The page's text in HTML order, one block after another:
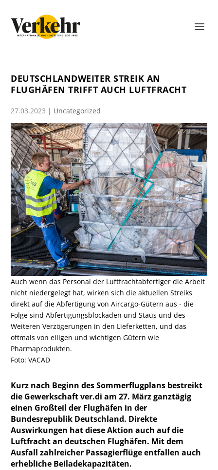
DEUTSCHLANDWEITER STREIK AN
FLUGHÄFEN TRIFFT AUCH LUFTFRACHT
27.03.2023 | Uncategorized
Auch wenn das Personal der Luftfrachtabfertiger die Arbeit
nicht niedergelegt hat, wirken sich die aktuellen Streiks
direkt auf die Abfertigung von Aircargo-Gütern aus - die
Folge sind Abfertigungsblockaden und Staus und des
Weiteren Verzögerungen in den Lieferketten, und das
oftmals von eiligen und wichtigen Gütern wie
Pharmaprodukten.
Foto: VACAD
Kurz nach Beginn des Sommerflugplans bestreikt
die Gewerkschaft ver.di am 27. März ganztägig
einen Großteil der Flughäfen in der
Bundesrepublik Deutschland. Direkte
Auswirkungen hat diese Aktion auch auf die
Luftfracht an deutschen Flughäfen. Mit dem
Ausfall zahlreicher Passagierflüge entfallen auch
erhebliche Beiladekapazitäten.